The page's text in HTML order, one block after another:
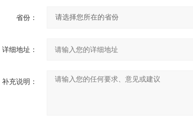
省份：
详细地址：
补充说明：